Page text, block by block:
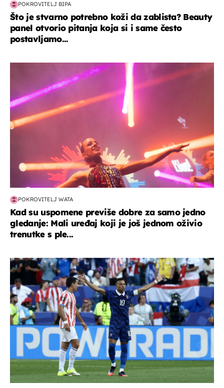
POKROVITELJ BIPA
Što je stvarno potrebno koži da zablista? Beauty
panel otvorio pitanja koja si i same često
postavljamo...
POKROVITELJ WATA
Kad su uspomene previše dobre za samo jedno
gledanje: Mali uređaj koji je još jednom oživio
trenutke s ple...
svjetsko prvenstvo 2026